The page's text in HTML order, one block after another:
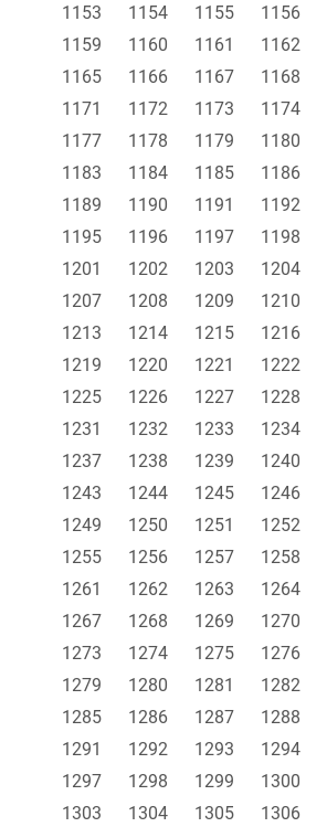
1153 1154 1155 1156
1159
1160 1161 1162
1165
1166 1167 1168
1171
1172 1173 1174
1177
1178 1179 1180
1183
1184 1185 1186
1189
1190 1191 1192
1195
1196 1197 1198
1201
1202 1203 1204
1207
1208 1209 1210
1213
1214 1215 1216
1219
1220 1221 1222
1225
1226 1227 1228
1231
1232 1233 1234
1237
1238 1239 1240
1243
1244 1245 1246
1249
1250 1251 1252
1255
1256 1257 1258
1261
1262 1263 1264
1267
1268 1269 1270
1273
1274 1275 1276
1279
1280 1281 1282
1285
1286 1287 1288
1291
1292 1293 1294
1297
1298 1299 1300
1303
1304 1305 1306